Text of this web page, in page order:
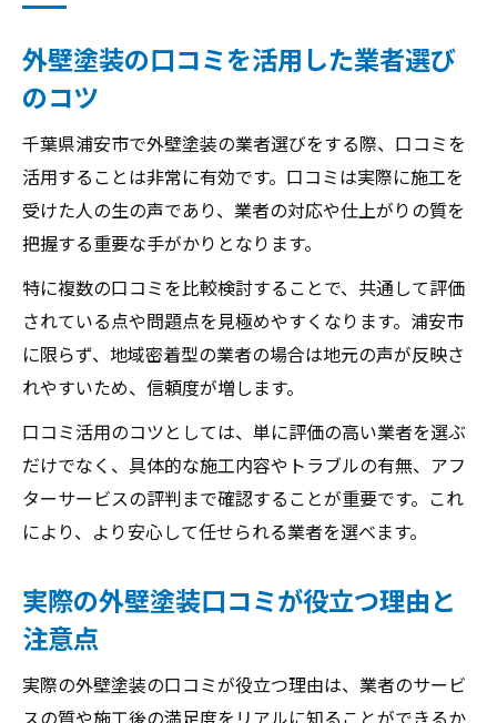
外壁塗装の口コミを活用した業者選び
のコツ
千葉県浦安市で外壁塗装の業者選びをする際、口コミを
活用することは非常に有効です。口コミは実際に施工を
受けた人の生の声であり、業者の対応や仕上がりの質を
把握する重要な手がかりとなります。
特に複数の口コミを比較検討することで、共通して評価
されている点や問題点を見極めやすくなります。浦安市
に限らず、地域密着型の業者の場合は地元の声が反映さ
れやすいため、信頼度が増します。
口コミ活用のコツとしては、単に評価の高い業者を選ぶ
だけでなく、具体的な施工内容やトラブルの有無、アフ
ターサービスの評判まで確認することが重要です。これ
により、より安心して任せられる業者を選べます。
実際の外壁塗装口コミが役立つ理由と
注意点
実際の外壁塗装の口コミが役立つ理由は、業者のサービ
スの質や施工後の満足度をリアルに知ることができるか